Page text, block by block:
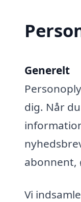
Generelt
dig. Når
abonnent,
Vi